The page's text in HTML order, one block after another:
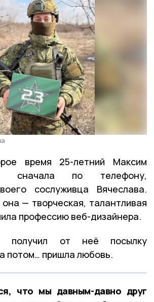
время 25-летний Максим
сначала по телефону,
сослуживца Вячеслава.
— творческая, талантливая
профессию веб-дизайнера.
получил от неё посылку
потом… пришла любовь.
что мы давным-давно друг